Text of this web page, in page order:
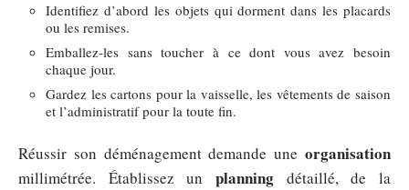
Identifiez d’abord les objets qui dorment dans les placards
ou les remises.
Emballez-les sans toucher à ce dont vous avez besoin
chaque jour.
Gardez les cartons pour la vaisselle, les vêtements de saison
et l’administratif pour la toute fin.
Réussir son déménagement demande une organisation
millimétrée. Établissez un planning détaillé, de la